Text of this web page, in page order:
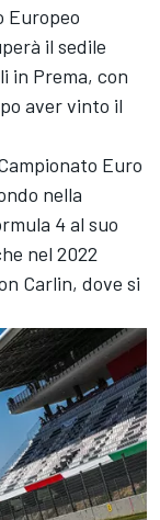
Europeo
il sedile
in Prema, con
aver vinto il
Euro
nella
4 al suo
nel 2022
Carlin, dove si